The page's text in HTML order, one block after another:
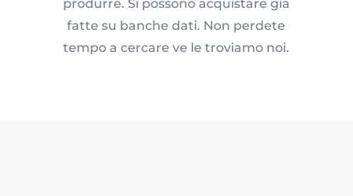
produrre. Si possono acquistare già
fatte su banche dati. Non perdete
tempo a cercare ve le troviamo noi.